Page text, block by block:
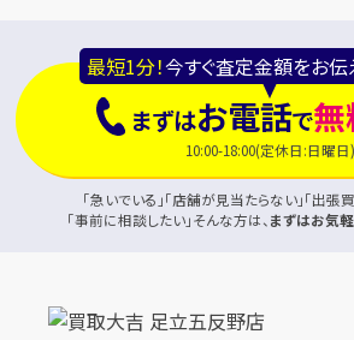
最短1分！今すぐ査定金額をお伝
まずはお電話で
10:00-18:00(定休日:日曜日)
「急いでいる」「店舗が見当たらない」「出張
「事前に相談したい」そんな方は、まずはお気